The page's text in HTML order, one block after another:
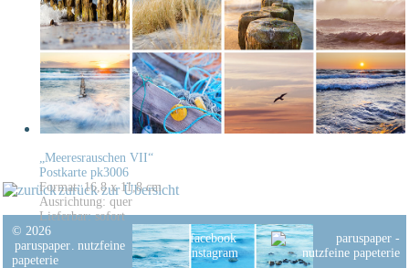
„Meeresrauschen VII“
Postkarte pk3006
Format: 16,8 x 11,8 cm
Ausrichtung: quer
Lieferbar: sofort
zurück zur Übersicht
© 2026
paruspaper. nutzfeine
papeterie
facebook
instagram